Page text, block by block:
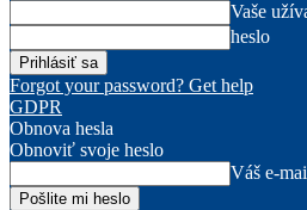
Vaše
heslo
Forgot your password? Get help
GDPR
Obnova hesla
Obnoviť svoje heslo
Váš e-